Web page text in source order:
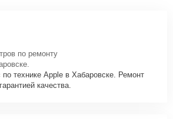
по ремонту
технике Apple в Хабаровске. Ремонт
качества.